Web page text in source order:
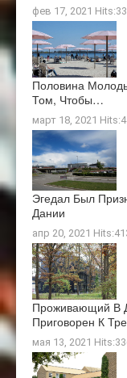
фев 17, 2021
Половина
Том, Чтобы…
март 18, 2021
Эгедал Был
Дании
апр 20, 2021
Проживающий В
Приговорен К
мая 13, 2021